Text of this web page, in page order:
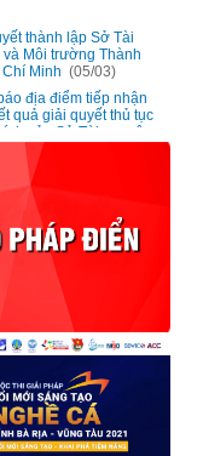
thành lập Sở Tài
Môi trường Thành
Chí Minh(05/03)
địa điểm tiếp nhận
quả giải quyết thủ tục
của Sở Tài nguyên
(05/03)
phong trào “Hãy trở
dân số Thành phố
- Kết nối nhanh
công dân và chính
cho công chức, viên
người lao động(20/01)
đơn giá bồi thường
trên địa bàn Thành phố
(13/01)
góp ý dự thảo Nghị
bỏ Nghị quyết số
NQ-HĐND ngày 06
năm 2017(13/01)